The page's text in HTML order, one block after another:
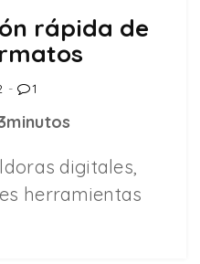
rápida de
1
minutos
digitales,
herramientas